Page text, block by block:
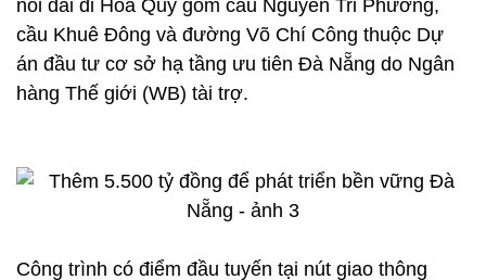
nối dài đi Hoà Quý gồm cầu Nguyễn Tri Phương,
cầu Khuê Đông và đường Võ Chí Công thuộc Dự
án đầu tư cơ sở hạ tầng ưu tiên Đà Nẵng do Ngân
hàng Thế giới (WB) tài trợ.
Công trình có điểm đầu tuyến tại nút giao thông